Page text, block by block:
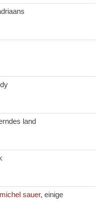
land
michel sauer, einige